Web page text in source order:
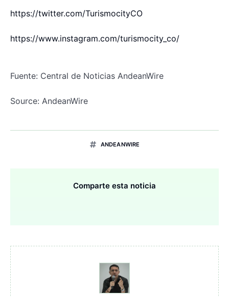
https://twitter.com/TurismocityCO
https://www.instagram.com/turismocity_co/
Fuente: Central de Noticias AndeanWire
Source: AndeanWire
ANDEANWIRE
Comparte esta noticia